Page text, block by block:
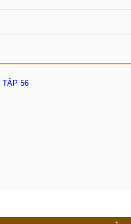
TẬP 56